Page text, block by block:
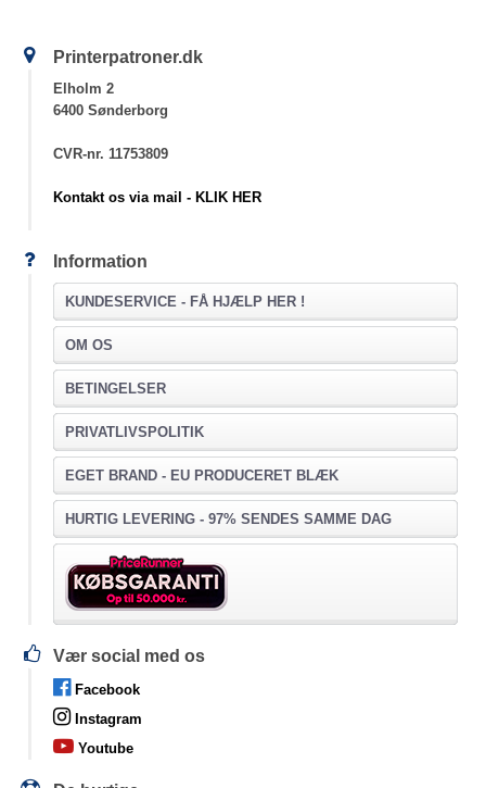
Printerpatroner.dk
Elholm 2
6400 Sønderborg
CVR-nr. 11753809
Kontakt os via mail - KLIK HER
Information
KUNDESERVICE - FÅ HJÆLP HER !
OM OS
BETINGELSER
PRIVATLIVSPOLITIK
EGET BRAND - EU PRODUCERET BLÆK
HURTIG LEVERING - 97% SENDES SAMME DAG
Vær social med os
Facebook
Instagram
Youtube